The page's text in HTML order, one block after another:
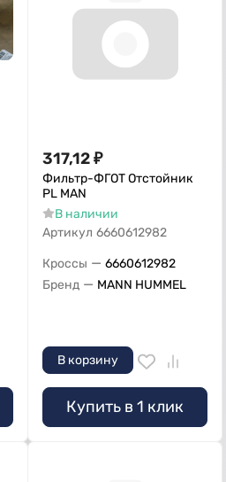
317,12₽
Фильтр-ФГОТ Отстойник
РL MAN
В наличии
Артикул 6660612982
Кроссы — 6660612982
Бренд — MANN HUMMEL
В корзину
Купить в 1 клик